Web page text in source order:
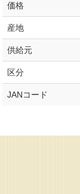
価格
産地
供給元
区分
JANコード